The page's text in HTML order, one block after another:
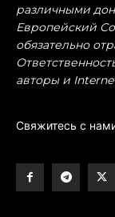
различными
Европейский
обязательно
авторы и
Свяжитесь с